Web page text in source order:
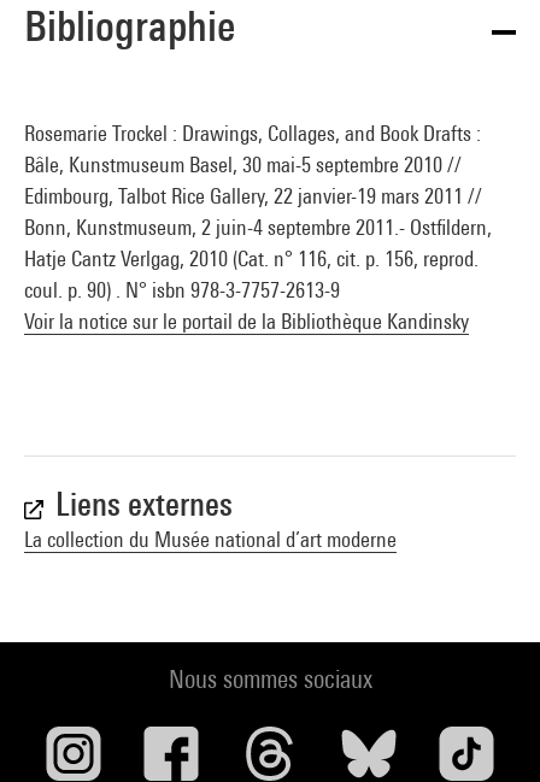
Bibliographie
Rosemarie Trockel : Drawings, Collages, and Book Drafts :
Bâle, Kunstmuseum Basel, 30 mai-5 septembre 2010 //
Edimbourg, Talbot Rice Gallery, 22 janvier-19 mars 2011 //
Bonn, Kunstmuseum, 2 juin-4 septembre 2011.- Ostfildern,
Hatje Cantz Verlgag, 2010 (Cat. n° 116, cit. p. 156, reprod.
coul. p. 90) . N° isbn 978-3-7757-2613-9
Voir la notice sur le portail de la Bibliothèque Kandinsky
Liens externes
La collection du Musée national d’art moderne
Nous sommes sociaux